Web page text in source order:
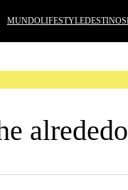
MUNDOLIFESTYLEDESTINOS